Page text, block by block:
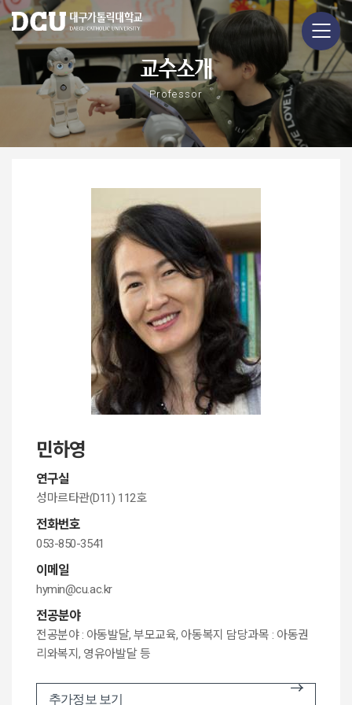
교수소개
Professor
민하영
연구실
성마르타관(D11) 112호
전화번호
053-850-3541
이메일
hymin@cu.ac.kr
전공분야
전공분야 : 아동발달, 부모교육, 아동복지 담당과목 : 아동권
리와복지, 영유아발달 등
추가정보 보기